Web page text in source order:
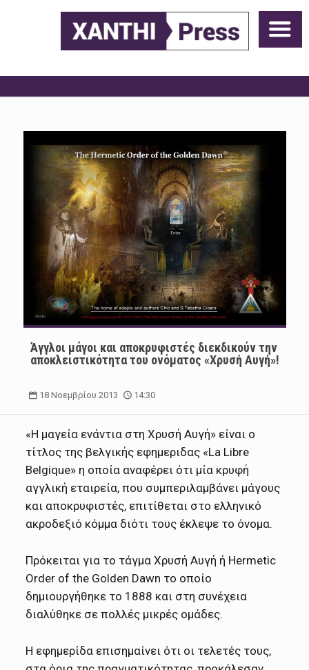
Άγγλοι μάγοι και αποκρυφιστές διεκδικούν την
αποκλειστικότητα του ονόματος «Χρυσή Αυγή»!
18 Νοεμβρίου 2013 14:30
«Η μαγεία ενάντια στη Χρυσή Αυγή» είναι ο
τίτλος της βελγικής εφημεριδας «La Libre
Belgique» η οποία αναφέρει ότι μία κρυφή
αγγλική εταιρεία, που συμπεριλαμβάνει μάγους
και αποκρυφιστές, επιτίθεται στο ελληνικό
ακροδεξιό κόμμα διότι τους έκλεψε το όνομα.
Πρόκειται για το τάγμα Χρυσή Αυγή ή Hermetic
Order of the Golden Dawn το οποίο
δημιουργήθηκε το 1888 και στη συνέχεια
διαλύθηκε σε πολλές μικρές ομάδες.
Η εφημερίδα επισημαίνει ότι οι τελετές τους,